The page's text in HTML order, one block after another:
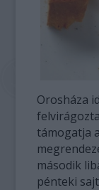
Orosháza
támogatja
második
pénteki